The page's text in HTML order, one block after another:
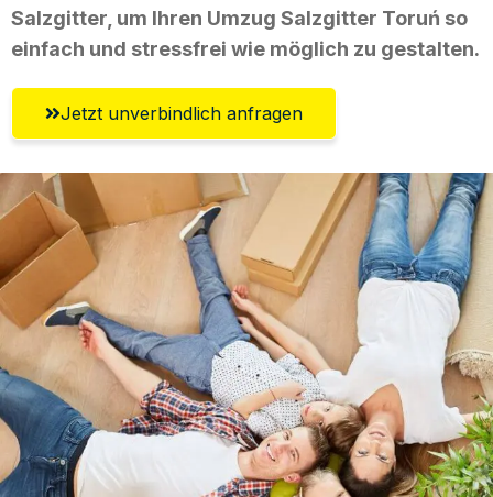
Salzgitter, um Ihren Umzug Salzgitter Toruń so
einfach und stressfrei wie möglich zu gestalten.
Jetzt unverbindlich anfragen